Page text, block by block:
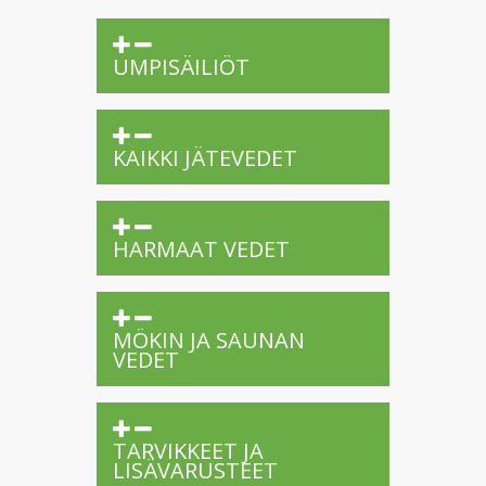
UMPISÄILIÖT
KAIKKI JÄTEVEDET
HARMAAT VEDET
MÖKIN JA SAUNAN
VEDET
TARVIKKEET JA
LISÄVARUSTEET